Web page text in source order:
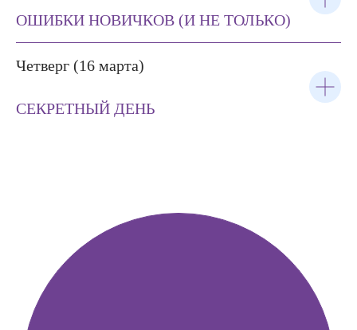
ОШИБКИ НОВИЧКОВ (И НЕ ТОЛЬКО)
Четверг (16 марта)
СЕКРЕТНЫЙ ДЕНЬ
ОТВЕТЫ НА
ВОПРОСЫ